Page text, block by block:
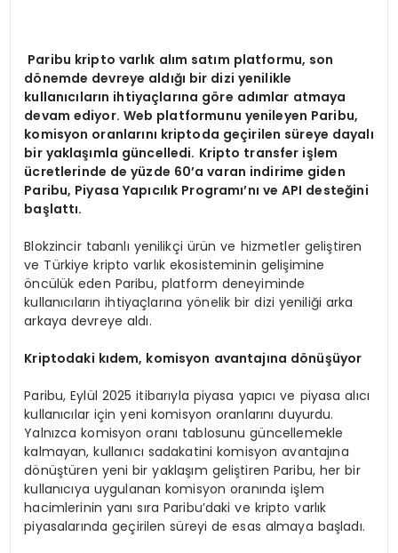
Paribu kripto varlık alım satım platformu, son
dönemde devreye aldığı bir dizi yenilikle
kullanıcıların ihtiyaçlarına göre adımlar atmaya
devam ediyor. Web platformunu yenileyen Paribu,
komisyon oranlarını kriptoda geçirilen süreye dayalı
bir yaklaşımla güncelledi. Kripto transfer işlem
ücretlerinde de yüzde 60’a varan indirime giden
Paribu, Piyasa Yapıcılık Programı’nı ve API desteğini
başlattı.
Blokzincir tabanlı yenilikçi ürün ve hizmetler geliştiren
ve Türkiye kripto varlık ekosisteminin gelişimine
öncülük eden Paribu, platform deneyiminde
kullanıcıların ihtiyaçlarına yönelik bir dizi yeniliği arka
arkaya devreye aldı.
Kriptodaki kıdem, komisyon avantajına dönüşüyor
Paribu, Eylül 2025 itibarıyla piyasa yapıcı ve piyasa alıcı
kullanıcılar için yeni komisyon oranlarını duyurdu.
Yalnızca komisyon oranı tablosunu güncellemekle
kalmayan, kullanıcı sadakatini komisyon avantajına
dönüştüren yeni bir yaklaşım geliştiren Paribu, her bir
kullanıcıya uygulanan komisyon oranında işlem
hacimlerinin yanı sıra Paribu’daki ve kripto varlık
piyasalarında geçirilen süreyi de esas almaya başladı.